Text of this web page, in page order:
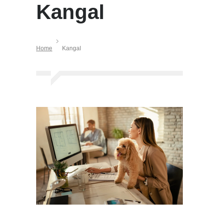
Kangal
Home Kangal